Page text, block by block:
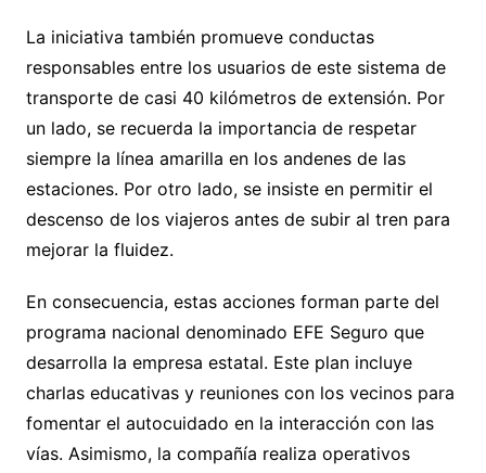
La iniciativa también promueve conductas
responsables entre los usuarios de este sistema de
transporte de casi 40 kilómetros de extensión. Por
un lado, se recuerda la importancia de respetar
siempre la línea amarilla en los andenes de las
estaciones. Por otro lado, se insiste en permitir el
descenso de los viajeros antes de subir al tren para
mejorar la fluidez.
En consecuencia, estas acciones forman parte del
programa nacional denominado EFE Seguro que
desarrolla la empresa estatal. Este plan incluye
charlas educativas y reuniones con los vecinos para
fomentar el autocuidado en la interacción con las
vías. Asimismo, la compañía realiza operativos